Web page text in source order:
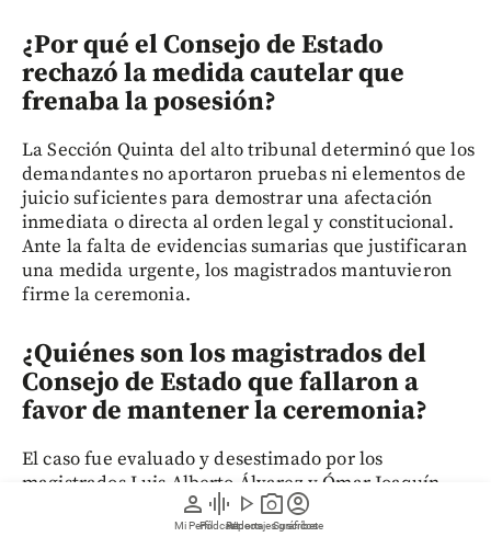
person
Mi Perfil
graphic_eq
Pódcast
play_arrow
Videos
photo_camera
Reportajes gráficos
account_circle
Suscríbete
¿Por qué el Consejo de Estado
rechazó la medida cautelar que
frenaba la posesión?
La Sección Quinta del alto tribunal determinó que los
demandantes no aportaron pruebas ni elementos de
juicio suficientes para demostrar una afectación
inmediata o directa al orden legal y constitucional.
Ante la falta de evidencias sumarias que justificaran
una medida urgente, los magistrados mantuvieron
firme la ceremonia.
¿Quiénes son los magistrados del
Consejo de Estado que fallaron a
favor de mantener la ceremonia?
El caso fue evaluado y desestimado por los
magistrados Luis Alberto Álvarez y Ómar Joaquín
Barreto. Ambos juristas concluyeron que el recurso
impulsado por el abogado Luis Guillermo Pérez y un